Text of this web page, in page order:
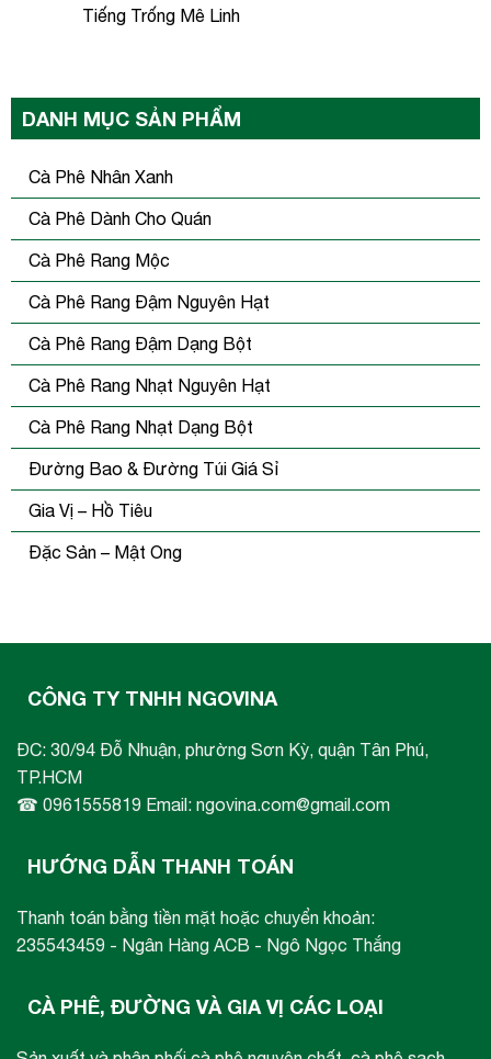
Tiếng Trống Mê Linh
DANH MỤC SẢN PHẨM
Cà Phê Nhân Xanh
Cà Phê Dành Cho Quán
Cà Phê Rang Mộc
Cà Phê Rang Đậm Nguyên Hạt
Cà Phê Rang Đậm Dạng Bột
Cà Phê Rang Nhạt Nguyên Hạt
Cà Phê Rang Nhạt Dạng Bột
Đường Bao & Đường Túi Giá Sỉ
Gia Vị – Hồ Tiêu
Đặc Sản – Mật Ong
CÔNG TY TNHH NGOVINA
ĐC: 30/94 Đỗ Nhuận, phường Sơn Kỳ, quận Tân Phú,
TP.HCM
☎ 0961555819 Email: ngovina.com@gmail.com
HƯỚNG DẪN THANH TOÁN
Thanh toán bằng tiền mặt hoặc chuyển khoản:
235543459 - Ngân Hàng ACB - Ngô Ngọc Thắng
CÀ PHÊ, ĐƯỜNG VÀ GIA VỊ CÁC LOẠI